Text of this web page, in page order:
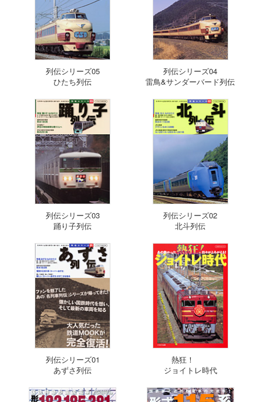
列伝シリーズ05
ひたち列伝
列伝シリーズ04
雷鳥&サンダーバード列伝
列伝シリーズ03
踊り子列伝
列伝シリーズ02
北斗列伝
列伝シリーズ01
あずさ列伝
熱狂！
ジョイトレ時代